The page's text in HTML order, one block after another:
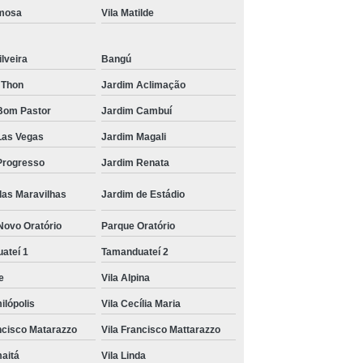
Transporte de Máquinas de Munck
de Máquinas
Vila Matilde
Bangú
Jardim Aclimação
Pastor Jardim Cambuí
Vegas Jardim Magali
Jardim Renata
Maravilhas Jardim de Estádio
Oratório Parque Oratório
1 Tamanduateí 2
Vila Alpina
Vila Cecília Maria
Matarazzo Vila Francisco Mattarazzo
Vila Linda